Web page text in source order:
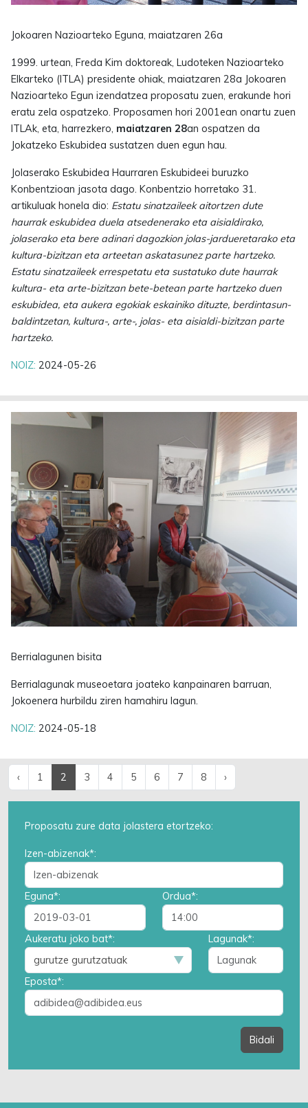
Jokoaren Nazioarteko Eguna, maiatzaren 26a
1999. urtean, Freda Kim doktoreak, Ludoteken Nazioarteko
Elkarteko (ITLA) presidente ohiak, maiatzaren 28a Jokoaren
Nazioarteko Egun izendatzea proposatu zuen, erakunde hori
eratu zela ospatzeko. Proposamen hori 2001ean onartu zuen
ITLAk, eta, harrezkero, maiatzaren 28an ospatzen da
Jokatzeko Eskubidea sustatzen duen egun hau.
Jolaserako Eskubidea Haurraren Eskubideei buruzko
Konbentzioan jasota dago. Konbentzio horretako 31.
artikuluak honela dio: Estatu sinatzaileek aitortzen dute
haurrak eskubidea duela atsedenerako eta aisialdirako,
jolaserako eta bere adinari dagozkion jolas-jardueretarako eta
kultura-bizitzan eta arteetan askatasunez parte hartzeko.
Estatu sinatzaileek errespetatu eta sustatuko dute haurrak
kultura- eta arte-bizitzan bete-betean parte hartzeko duen
eskubidea, eta aukera egokiak eskainiko dituzte, berdintasun-
baldintzetan, kultura-, arte-, jolas- eta aisialdi-bizitzan parte
hartzeko.
NOIZ: 2024-05-26
Berrialagunen bisita
Berrialagunak museoetara joateko kanpainaren barruan,
Jokoenera hurbildu ziren hamahiru lagun.
NOIZ: 2024-05-18
‹ 1 2 3 4 5 6 7 8 ›
Proposatu zure data jolastera etortzeko:
Izen-abizenak*:
Eguna*: Ordua*:
Aukeratu joko bat*: Lagunak*:
Eposta*:
Bidali